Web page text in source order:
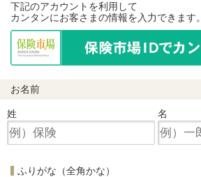
下記のアカウントを利用して
カンタンにお客さまの情報を入力できます。
お名前
姓 名
ふりがな（全角かな）